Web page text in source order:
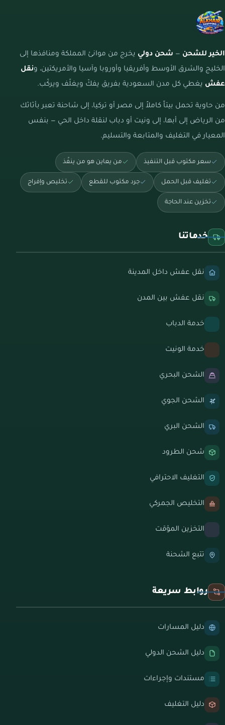
الخير للشحن — شحن دولي يخرج من موانئ المملكة ومنافذها إلى
الخليج والشرق الأوسط وأفريقيا وأوروبا وآسيا والأمريكتين، ونقل
عفش يغطي كل مدن السعودية بفريق يفكّ ويغلّف ويركّب.
من حاوية تحمل بيتاً كاملاً إلى مصر أو تركيا، إلى شاحنة تعبر بأثاثك
من الرياض إلى أبها، إلى ونيت أو دباب لنقلة داخل الحي — بنفس
المعيار في التغليف والمتابعة والتسليم.
سعر مكتوب قبل التنفيذ من يعاين هو من ينفّذ
تغليف قبل الحمل جرد مكتوب للقطع تخليص وإفراج
تخزين عند الحاجة
خدماتنا
نقل عفش داخل المدينة
نقل عفش بين المدن
خدمة الدباب
خدمة الونيت
الشحن البحري
الشحن الجوي
الشحن البري
شحن الطرود
التغليف الاحترافي
التخليص الجمركي
التخزين المؤقت
تتبع الشحنة
روابط سريعة
دليل المسارات
دليل الشحن الدولي
مستندات وإجراءات
دليل التغليف